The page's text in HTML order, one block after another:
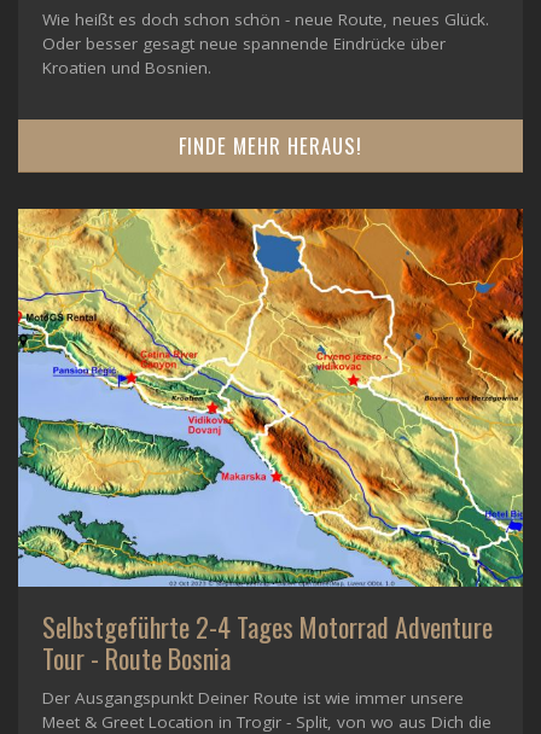
Wie heißt es doch schon schön - neue Route, neues Glück.
Oder besser gesagt neue spannende Eindrücke über
Kroatien und Bosnien.
FINDE MEHR HERAUS!
Selbstgeführte 2-4 Tages Motorrad Adventure
Tour - Route Bosnia
Der Ausgangspunkt Deiner Route ist wie immer unsere
Meet & Greet Location in Trogir - Split, von wo aus Dich die